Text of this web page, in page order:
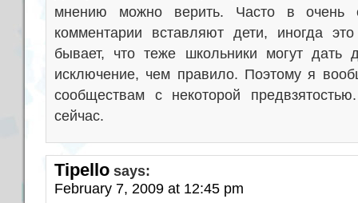
мнению можно верить. Часто в очень
комментарии вставляют дети, иногда
бывает, что теже школьники могут дать
исключение, чем правило. Поэтому я
сообществам с некоторой
сейчас.
Tipello says:
February 7, 2009 at 12:45 pm